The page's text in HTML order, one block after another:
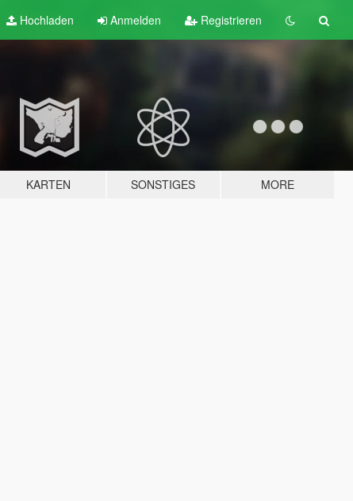
Hochladen Anmelden Registrieren
KARTEN SONSTIGES MORE